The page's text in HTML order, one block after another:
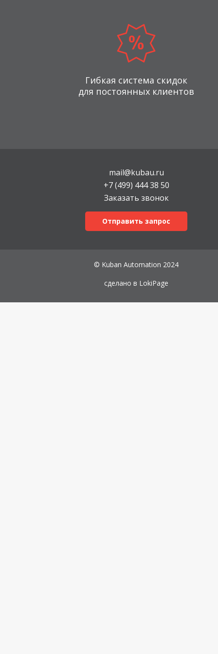
Гибкая система скидок
для постоянных клиентов
mail@kubau.ru
+7 (499) 444 38 50
Заказать звонок
Отправить запрос
© Kuban Automation 2024
сделано в LokiPage